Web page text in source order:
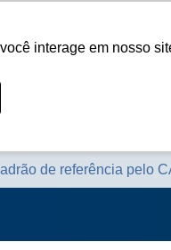
interage em nosso